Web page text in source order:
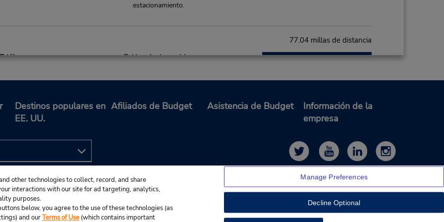
estacionamiento.
77.04 millas de distancia
Horario de servicio:
82.15 millas de distancia
Si llega en avión, el mostrador de
alquiler se encuentra dentro de la
terminal con transporte hasta el
Hacer una reservación
Destinos populares en
EE. UU.
Afiliados de Budget Asistencia de Budget
Información de la
empresa
other technologies to collect, record, and share
interactions with our site for ad targeting, analytics,
purposes.
below, you agree to the use of these technologies (as
and ourTerms of Use (which contains important
Manage Preferences
Decline Optional